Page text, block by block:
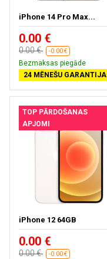
iPhone 14 Pro Max...
0.00 €
0.00 € -0.00 €
Bezmaksas piegāde
24 MĒNEŠU GARANTIJA
TOP PĀRDOŠANAS
APJOMI
iPhone 12 64GB
0.00 €
0.00 € -0.00 €